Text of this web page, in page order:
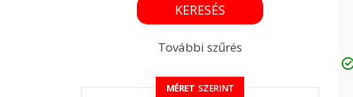
KERESÉS
További szűrés
MÉRET SZERINT